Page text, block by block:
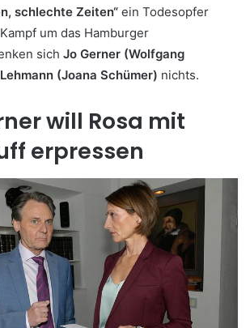
schlechte Zeiten“ ein Todesopfer
um das Hamburger
sich Jo Gerner (Wolfgang
(Joana Schümer) nichts.
will Rosa mit
erpressen